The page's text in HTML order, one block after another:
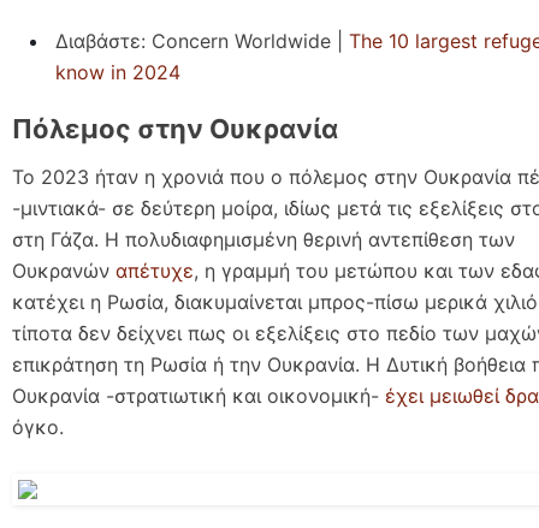
Διαβάστε: Concern Worldwide | The 10 largest
know in 2024
Πόλεμος στην Ουκρανία
Το 2023 ήταν η χρονιά που ο πόλεμος στην Ουκρανία
-μιντιακά- σε δεύτερη μοίρα, ιδίως μετά τις εξελίξεις
στη Γάζα. Η πολυδιαφημισμένη θερινή αντεπίθεση των
Ουκρανών απέτυχε, η γραμμή του μετώπου και των
κατέχει η Ρωσία, διακυμαίνεται μπρος-πίσω μερικά
τίποτα δεν δείχνει πως οι εξελίξεις στο πεδίο των
επικράτηση τη Ρωσία ή την Ουκρανία. Η Δυτική βοήθεια
Ουκρανία -στρατιωτική και οικονομική- έχει μειωθεί
όγκο.